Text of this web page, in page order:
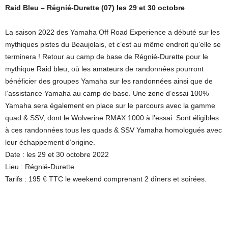
Raid Bleu – Régnié-Durette (07) les 29 et 30 octobre
La saison 2022 des Yamaha Off Road Experience a débuté sur les
mythiques pistes du Beaujolais, et c’est au même endroit qu’elle se
terminera ! Retour au camp de base de Régnié-Durette pour le
mythique Raid bleu, où les amateurs de randonnées pourront
bénéficier des groupes Yamaha sur les randonnées ainsi que de
l’assistance Yamaha au camp de base. Une zone d’essai 100%
Yamaha sera également en place sur le parcours avec la gamme
quad & SSV, dont le Wolverine RMAX 1000 à l’essai. Sont éligibles
à ces randonnées tous les quads & SSV Yamaha homologués avec
leur échappement d’origine.
Date : les 29 et 30 octobre 2022
Lieu : Régnié-Durette
Tarifs : 195 € TTC le weekend comprenant 2 dîners et soirées.